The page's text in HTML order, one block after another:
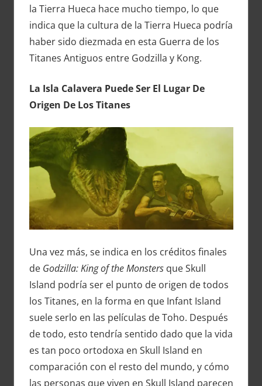
la Tierra Hueca hace mucho tiempo, lo que
indica que la cultura de la Tierra Hueca podría
haber sido diezmada en esta Guerra de los
Titanes Antiguos entre Godzilla y Kong.
La Isla Calavera Puede Ser El Lugar De
Origen De Los Titanes
Una vez más, se indica en los créditos finales
de Godzilla: King of the Monstersque Skull
Island podría ser el punto de origen de todos
los Titanes, en la forma en que Infant Island
suele serlo en las películas de Toho. Después
de todo, esto tendría sentido dado que la vida
es tan poco ortodoxa en Skull Island en
comparación con el resto del mundo, y cómo
las personas que viven en Skull Island parecen